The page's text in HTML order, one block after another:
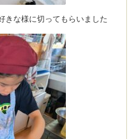
きな様に切ってもらいました